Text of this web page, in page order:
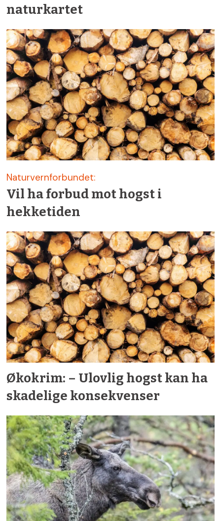
naturkartet
Naturvernforbundet:
Vil ha forbud mot hogst i
hekketiden
Økokrim: – Ulovlig hogst kan ha
skadelige konsekvenser